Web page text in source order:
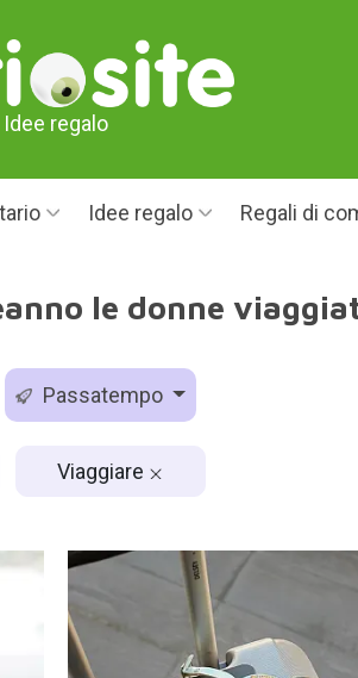
Idee regalo
Idee regalo Regali di
le donne
Passatempo
Viaggiare